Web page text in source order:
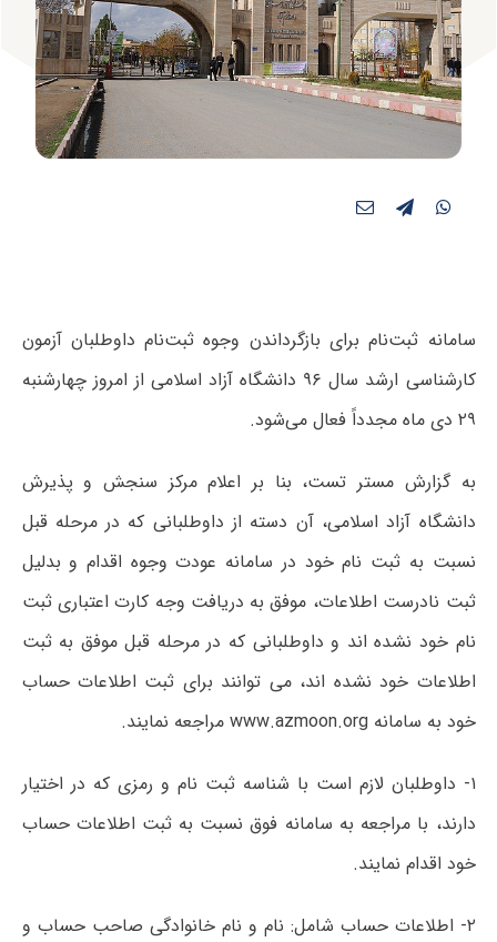
سامانه ثبت‌نام برای بازگرداندن وجوه ثبت‌نام داوطلبان آزمون
کارشناسی ارشد سال ۹۶ دانشگاه آزاد اسلامی از امروز چهارشنبه
۲۹ دی ماه مجدداً فعال می‌شود.
به گزارش مستر تست، بنا بر اعلام مرکز سنجش و پذیرش
دانشگاه آزاد اسلامی، آن دسته از داوطلبانی که در مرحله قبل
نسبت به ثبت نام خود در سامانه عودت وجوه اقدام و بدلیل
ثبت نادرست اطلاعات، موفق به دریافت وجه کارت اعتباری ثبت
نام خود نشده اند و داوطلبانی که در مرحله قبل موفق به ثبت
اطلاعات خود نشده اند، می توانند برای ثبت اطلاعات حساب
خود به سامانه www.azmoon.org مراجعه نمایند.
۱- داوطلبان لازم است با شناسه ثبت نام و رمزی که در اختیار
دارند، با مراجعه به سامانه فوق نسبت به ثبت اطلاعات حساب
خود اقدام نمایند.
۲- اطلاعات حساب شامل: نام و نام خانوادگی صاحب حساب و